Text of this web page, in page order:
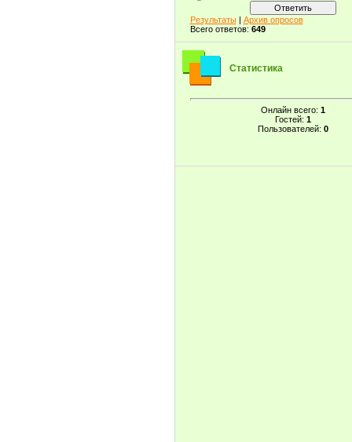
Результаты| Архив опросов
Всего ответов: 649
Статистика
Онлайн всего: 1
Гостей: 1
Пользователей: 0